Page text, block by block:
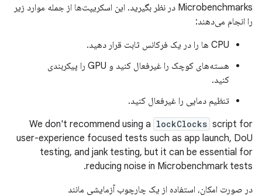
Microbenchmarks در نظر بگیرید. این اسکریپت‌ها از جمله موارد زیر
را انجام می‌دهند:
CPU ها را در یک فرکانس ثابت قرار دهید.
هسته‌های کوچک را غیرفعال کنید و GPU را پیکربندی
کنید.
تنظیم دمایی را غیرفعال کنید.
We don't recommend using a lockClocks script for
user-experience focused tests such as app launch, DoU
testing, and jank testing, but it can be essential for
reducing noise in Microbenchmark tests.
در صورت امکان، استفاده از یک چارچوب آزمایشی مانند